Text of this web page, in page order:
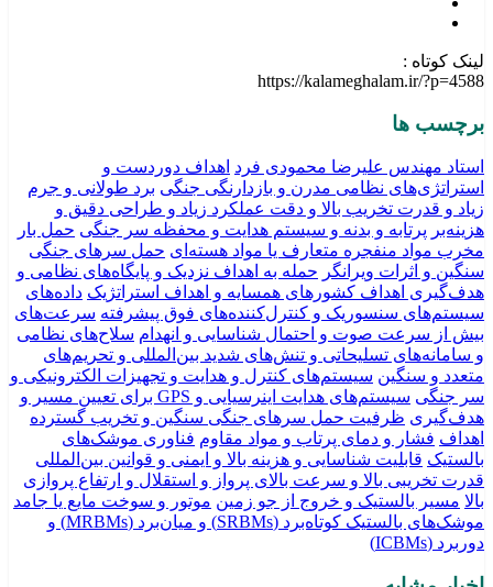
لینک کوتاه :
https://kalameghalam.ir/?p=4588
برچسب ها
استاد مهندس علیرضا محمودی فرد اهداف دوردست و
استراتژی‌های نظامی مدرن و بازدارنگی جنگی برد طولانی و جرم
زیاد و قدرت تخریب بالا و دقت عملکرد زیاد و طراحی دقیق و
هزینه‌بر پرتابه و بدنه و سیستم هدایت و محفظه سر جنگی حمل بار
مخرب مواد منفجره متعارف یا مواد هسته‌ای حمل سرهای جنگی
سنگین و اثرات ویرانگر حمله به اهداف نزدیک و پایگاه‌های نظامی و
هدف‌گیری اهداف کشورهای همسایه و اهداف استراتژیک داده‌های
سیستم‌های سنسوریک و کنترل‌کننده‌های فوق پیشرفته سرعت‌های
بیش از سرعت صوت و احتمال شناسایی و انهدام سلاح‌های نظامی
و سامانه‌های تسلیحاتی و تنش‌های شدید بین‌المللی و تحریم‌های
متعدد و سنگین سیستم‌های کنترل و هدایت و تجهیزات الکترونیکی و
سر جنگی
سیستم‌های هدایت اینرسیایی و GPS برای تعیین مسیر و
هدف‌گیری ظرفیت حمل سرهای جنگی سنگین و تخریب گسترده
اهداف فشار و دمای پرتاب و مواد مقاوم فناوری موشک‌های
بالستیک قابلیت شناسایی و هزینه بالا و ایمنی و قوانین بین‌المللی
قدرت تخریبی بالا و سرعت بالای پرواز و استقلال و ارتفاع پروازی
بالا مسیر بالستیک و خروج از جو زمین موتور و سوخت مایع یا جامد
موشک‌های بالستیک کوتاه‌برد (SRBMs) و میان‌برد (MRBMs) و
دوربرد (ICBMs)